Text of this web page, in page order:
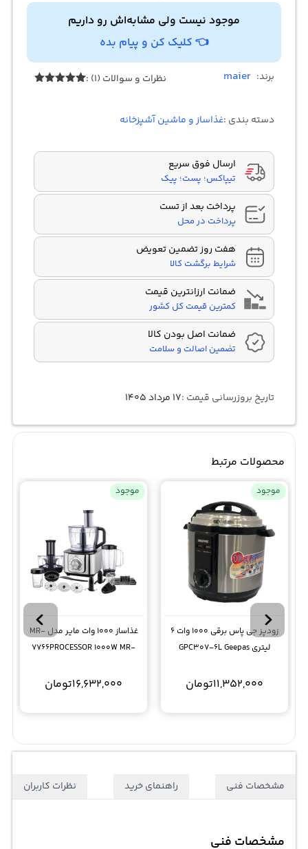
موجود نیست ولی مشابه‌اش رو داریم
👈 کلیک کن و پیام بده
برند: maier نظرات و سوالات (1) :
دسته بندی :غذاساز و ماشین آشپزخانه
ارسال فوق سریع
تیپاکس؛ پست؛ پیک
پرداخت بعد از تست
پرداخت در محل
هفت روز تضمین تعویض
شرایط برگشت کالا
ضمانت ارزانترین قیمت
کمترین قیمت کل کشور
ضمانت اصل بودن کالا
تضمین اصالت و سلامت
تاریخ بروزرسانی قیمت :۱۷ مرداد ۱۴۰۵
محصولات مرتبط
موجود
زودپز جی پاس برقی 1000 وات 6
لیتری GPC307-6L Geepas
11,352,000تومان
موجود
غذاساز 1000 وات مایر مدل MR-
7766PROCESSOR 1000W MR-
16,632,000تومان
مشخصات فنی راهنمای خرید نظرات کاربران
مشخصات فنی